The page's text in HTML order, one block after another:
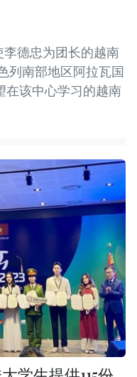
李德忠为团长的越南
列南部地区阿拉瓦国
在该中心学习的越南